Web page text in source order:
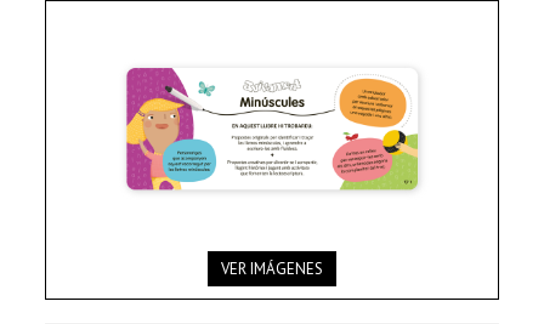
VER IMÁGENES